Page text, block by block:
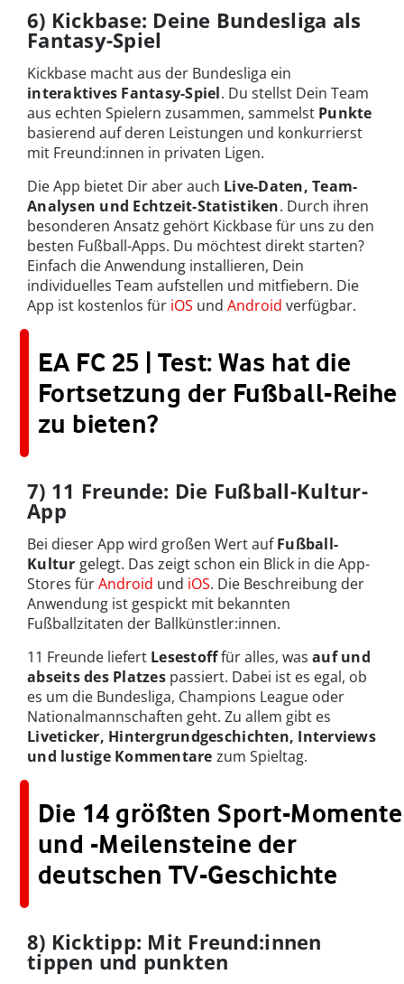
6) Kickbase: Deine Bundesliga als
Fantasy-Spiel
Kickbase macht aus der Bundesliga ein
interaktives Fantasy-Spiel. Du stellst Dein Team
aus echten Spielern zusammen, sammelst Punkte
basierend auf deren Leistungen und konkurrierst
mit Freund:innen in privaten Ligen.
Die App bietet Dir aber auch Live-Daten, Team-
Analysen und Echtzeit-Statistiken. Durch ihren
besonderen Ansatz gehört Kickbase für uns zu den
besten Fußball-Apps. Du möchtest direkt starten?
Einfach die Anwendung installieren, Dein
individuelles Team aufstellen und mitfiebern. Die
App ist kostenlos für iOS und Android verfügbar.
EA FC 25 | Test: Was hat die
Fortsetzung der Fußball-Reihe
zu bieten?
7) 11 Freunde: Die Fußball-Kultur-
App
Bei dieser App wird großen Wert aufFußball-
Kultur gelegt. Das zeigt schon ein Blick in die App-
Stores fürAndroid und iOS. Die Beschreibung der
Anwendung ist gespickt mit bekannten
Fußballzitaten der Ballkünstler:innen.
11 Freunde liefert Lesestofffür alles, wasauf und
abseits des Platzes passiert. Dabei ist es egal, ob
es um die Bundesliga, Champions League oder
Nationalmannschaften geht. Zu allem gibt es
Liveticker, Hintergrundgeschichten, Interviews
und lustige Kommentare zum Spieltag.
Die 14 größten Sport-Momente
und -Meilensteine der
deutschen TV-Geschichte
8) Kicktipp: Mit Freund:innen
tippen und punkten